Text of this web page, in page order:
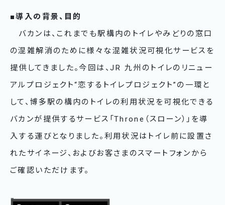
■導入の背景、目的
バカンは、これまでも駅構内のトイレやみどりの窓口
の混雑解消のために様々な混雑状況可視化サービスを
提供してきました。今回は、JR 九州のトイレのリニュー
アルプロジェクト“恋するトイレプロジェクト”の一環と
して、博多駅の構内のトイレの利用状況を可視化できる
バカンが提供するサービス「Throne（スローン）」を導
入する運びとなりました。利用状況はトイレ前に設置さ
れたサイネージ、およびお客さまのスマートフォンから
ご確認いただけます。